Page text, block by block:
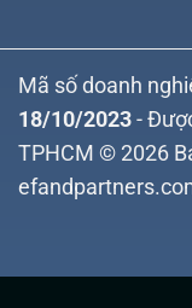
Mã số doanh
18/10/2023 -
TPHCM © 2026